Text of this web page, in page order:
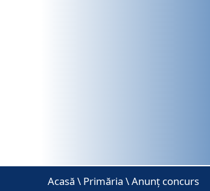
Acasă \ Primăria \ Anunț concurs